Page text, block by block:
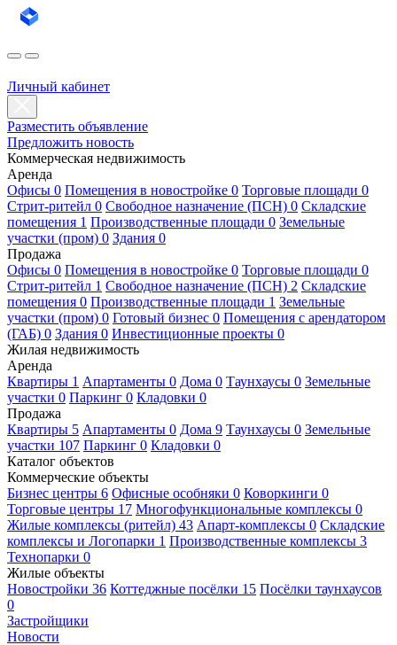
Личный кабинет
Разместить объявление
Предложить новость
Коммерческая недвижимость
Аренда
Офисы 0 Помещения в новостройке 0 Торговые площади 0
Стрит-ритейл 0 Свободное назначение (ПСН) 0 Складские
помещения 1 Производственные площади 0 Земельные
участки (пром) 0 Здания 0
Продажа
Офисы 0 Помещения в новостройке 0 Торговые площади 0
Стрит-ритейл 1 Свободное назначение (ПСН) 2 Складские
помещения 0 Производственные площади 1 Земельные
участки (пром) 0 Готовый бизнес 0 Помещения с арендатором
(ГАБ) 0 Здания 0 Инвестиционные проекты 0
Жилая недвижимость
Аренда
Квартиры 1 Апартаменты 0 Дома 0 Таунхаусы 0 Земельные
участки 0 Паркинг 0 Кладовки 0
Продажа
Квартиры 5 Апартаменты 0 Дома 9 Таунхаусы 0 Земельные
участки 107 Паркинг 0 Кладовки 0
Каталог объектов
Коммерческие объекты
Бизнес центры 6 Офисные особняки 0 Коворкинги 0
Торговые центры 17 Многофункциональные комплексы 0
Жилые комплексы (ритейл) 43 Апарт-комплексы 0 Складские
комплексы и Логопарки 1 Производственные комплексы 3
Технопарки 0
Жилые объекты
Новостройки 36 Коттеджные посёлки 15 Посёлки таунхаусов
0
Застройщики
Новости